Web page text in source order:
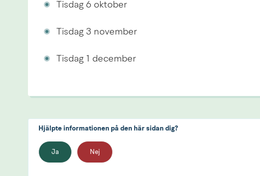
Tisdag 6 oktober
Tisdag 3 november
Tisdag 1 december
Hjälpte informationen på den här sidan dig?
Ja Nej